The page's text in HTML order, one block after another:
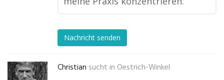
Nachricht senden
Christian sucht in Oestrich-Winkel